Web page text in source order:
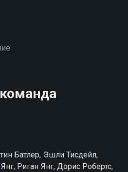
Батлер, Эшли Тисдейл,
Риган Янг, Дорис Робертс,